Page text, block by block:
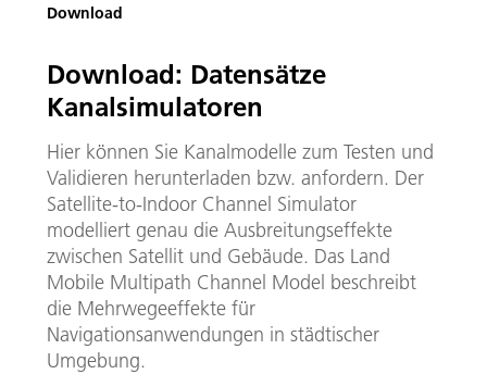
Download
Download: Datensätze
Kanalsimulatoren
Hier können Sie Kanalmodelle zum Testen und
Validieren herunterladen bzw. anfordern. Der
Satellite-to-Indoor Channel Simulator
modelliert genau die Ausbreitungseffekte
zwischen Satellit und Gebäude. Das Land
Mobile Multipath Channel Model beschreibt
die Mehrwegeeffekte für
Navigationsanwendungen in städtischer
Umgebung.